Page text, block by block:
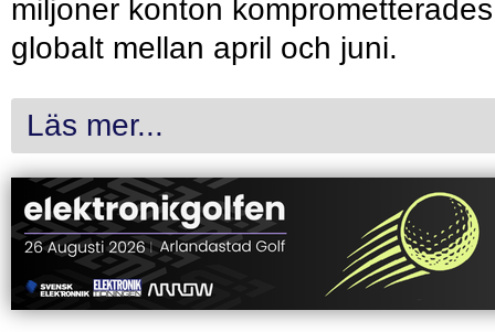
miljoner konton komprometterades
globalt mellan april och juni.
Läs mer...